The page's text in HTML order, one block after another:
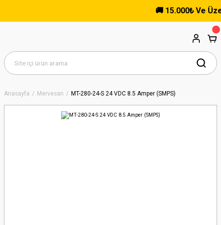
🚚 15.000₺ Ve
Anasayfa Mervesan MT-280-24-S 24 VDC 8.5 Amper (SMPS)